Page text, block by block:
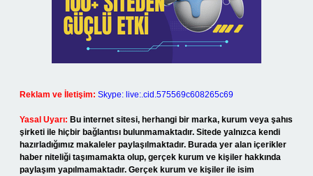
Reklam ve İletişim: Skype: live:.cid.575569c608265c69
Yasal Uyarı: Bu internet sitesi, herhangi bir marka, kurum veya şahıs
şirketi ile hiçbir bağlantısı bulunmamaktadır. Sitede yalnızca kendi
hazırladığımız makaleler paylaşılmaktadır. Burada yer alan içerikler
haber niteliği taşımamakta olup, gerçek kurum ve kişiler hakkında
paylaşım yapılmamaktadır. Gerçek kurum ve kişiler ile isim